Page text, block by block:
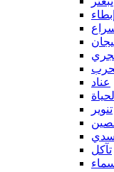
إبطاء
عناد
تنوير
تآكل